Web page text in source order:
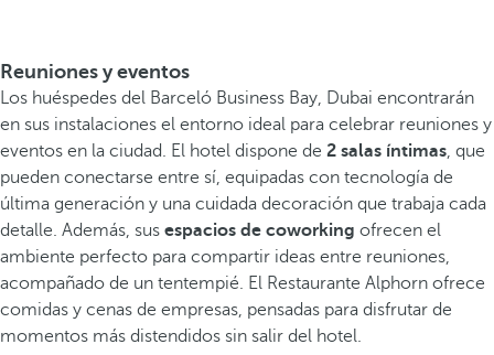
Reuniones y eventos
Los huéspedes del Barceló Business Bay, Dubai encontrarán
en sus instalaciones el entorno ideal para celebrar reuniones y
eventos en la ciudad. El hotel dispone de 2 salas íntimas, que
pueden conectarse entre sí, equipadas con tecnología de
última generación y una cuidada decoración que trabaja cada
detalle. Además, sus espacios de coworking ofrecen el
ambiente perfecto para compartir ideas entre reuniones,
acompañado de un tentempié. El Restaurante Alphorn ofrece
comidas y cenas de empresas, pensadas para disfrutar de
momentos más distendidos sin salir del hotel.